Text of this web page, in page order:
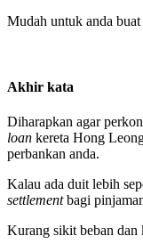
Mudah untuk anda
Akhir kata
Diharapkan agar
loan kereta Hong
perbankan anda.
Kalau ada duit lebih
settlementbagi
Kurang sikit beban dan